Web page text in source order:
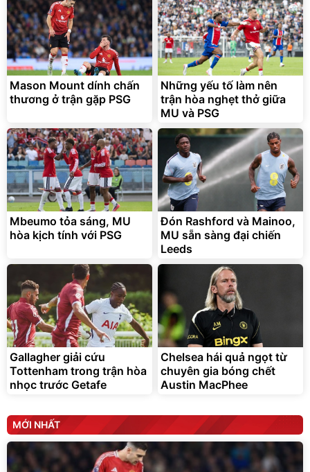
Lót ghế ôtô, nâng lưng
chống nóng giúp thoải mái
trong di chuyển
295.000đ
Đã bán nhiều
Mason Mount dính chấn
thương ở trận gặp PSG
Những yếu tố làm nên
trận hòa nghẹt thở giữa
MU và PSG
Mbeumo tỏa sáng, MU
hòa kịch tính với PSG
Đón Rashford và Mainoo,
MU sẵn sàng đại chiến
Leeds
Gallagher giải cứu
Tottenham trong trận hòa
nhọc trước Getafe
Chelsea hái quả ngọt từ
chuyên gia bóng chết
Austin MacPhee
MỚI NHẤT